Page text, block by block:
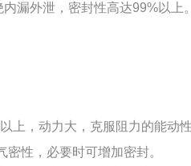
漏外泄，密封性高达99%以上。
，动力大，克服阻力的能动
性，必要时可增加密封。